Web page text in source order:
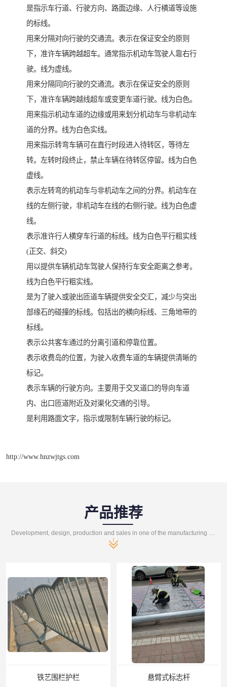
是指示车行道、行驶方向、路面边缘、人行横道等设施
的标线。
用来分隔对向行驶的交通流。表示在保证安全的原则
下，准许车辆跨越超车。通常指示机动车驾驶人靠右行
驶。线为虚线。
用来分隔同向行驶的交通流。表示在保证安全的原则
下，准许车辆跨越线超车或变更车道行驶。线为白色。
用来指示机动车道的边缘或用来划分机动车与非机动车
道的分界。线为白色实线。
用来指示转弯车辆可在直行时段进入待转区，等待左
转。左转时段终止，禁止车辆在待转区停留。线为白色
虚线。
表示左转弯的机动车与非机动车之间的分界。机动车在
线的左侧行驶，非机动车在线的右侧行驶。线为白色虚
线。
表示准许行人横穿车行道的标线。线为白色平行粗实线
(正交、斜交)
用以提供车辆机动车驾驶人保持行车安全距离之参考。
线为白色平行粗实线。
是为了驶入或驶出匝道车辆提供安全交汇，减少与突出
部缘石的碰撞的标线。包括出的横向标线、三角地带的
标线。
表示公共客车通过的分离引道和停靠位置。
表示收费岛的位置，为驶入收费车道的车辆提供清晰的
标记。
表示车辆的行驶方向。主要用于交叉道口的导向车道
内、出口匝道附近及对渠化交通的引导。
是利用路面文字，指示或限制车辆行驶的标记。
http://www.hnzwjtgs.com
产品推荐
悬臂式标志杆